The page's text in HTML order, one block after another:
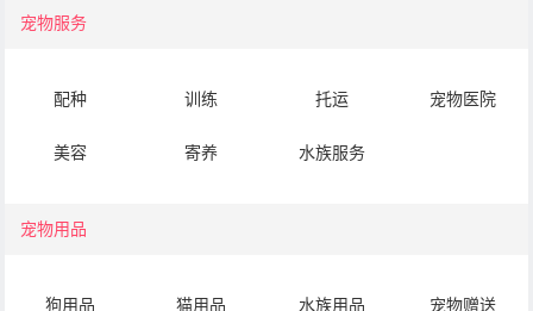
宠物服务
配种 训练 托运 宠物医院
美容 寄养 水族服务
宠物用品
狗用品 猫用品 水族用品 宠物赠送